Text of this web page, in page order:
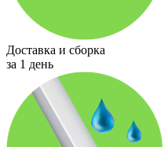
Доставка и сборка
за 1 день